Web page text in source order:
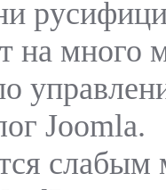
на много
Joomla.